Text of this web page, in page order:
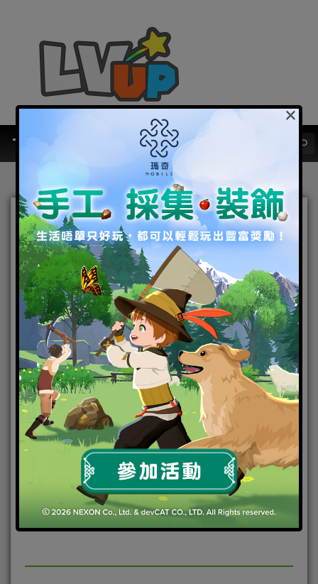
『我們是朋友吧！』《無盡城戰》
x《Lvup.hk》收復我們失去的領土
吧！
2021-09-27 |Android,IOS,官方虛寶,手機遊戲
↓↓ 參加活動 ↓↓ [pageview url=”https://lvup.hk/ev
×